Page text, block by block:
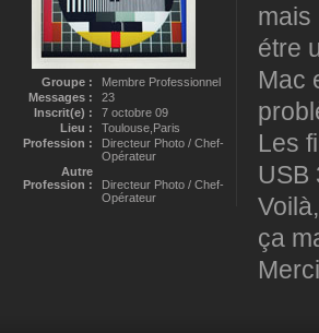
Groupe :
Membre Professionnel
Messages :
23
Inscrit(e) :
7 octobre 09
Lieu :
Toulouse,Paris
Profession :
Directeur Photo / Chef-
Opérateur
Autre
Profession :
Directeur Photo / Chef-
Opérateur
mais
étre
Mac
Les
USB
ça